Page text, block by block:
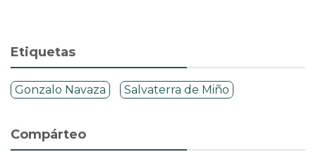
Etiquetas
Gonzalo Navaza Salvaterra de Miño
Compárteo